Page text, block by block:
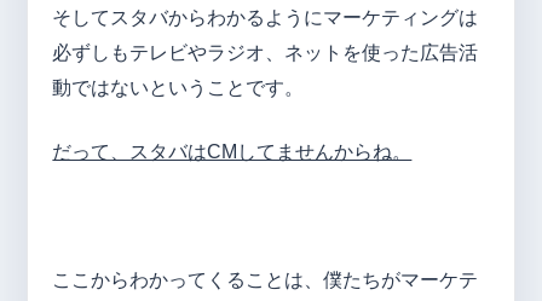
そしてスタバからわかるようにマーケティングは
必ずしもテレビやラジオ、ネットを使った広告活
動ではないということです。
だって、スタバはCMしてませんからね。
ここからわかってくることは、僕たちがマーケテ